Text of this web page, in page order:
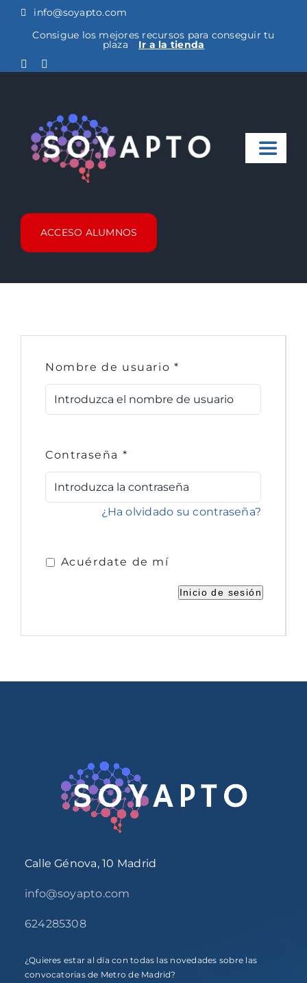
Saltar
info@soyapto.com
Consigue los mejores recursos para conseguir tu
plaza Ir a la tienda
Toggle
Cursos Metro
Contacto
ACCESO ALUMNOS
Nombre de usuario *
Contraseña *
¿Ha olvidado su contraseña?
Acuérdate de mí
Inicio de sesión
Calle Génova, 10 Madrid
info@soyapto.com
624285308
¿Quieres estar al día con todas las novedades sobre las
convocatorias de Metro de Madrid?